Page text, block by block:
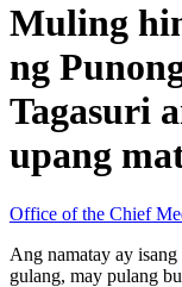
Muling
ng
Tagasuri
upang
Office of the Chief
Ang namatay ay
gulang, may pulang